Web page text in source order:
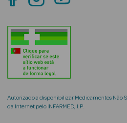
Séruns Faciais
Creme de Olhos
envelhecimento
Autorizado a disponibilizar Medicamentos Não
da Internet pelo INFARMED, I.P.